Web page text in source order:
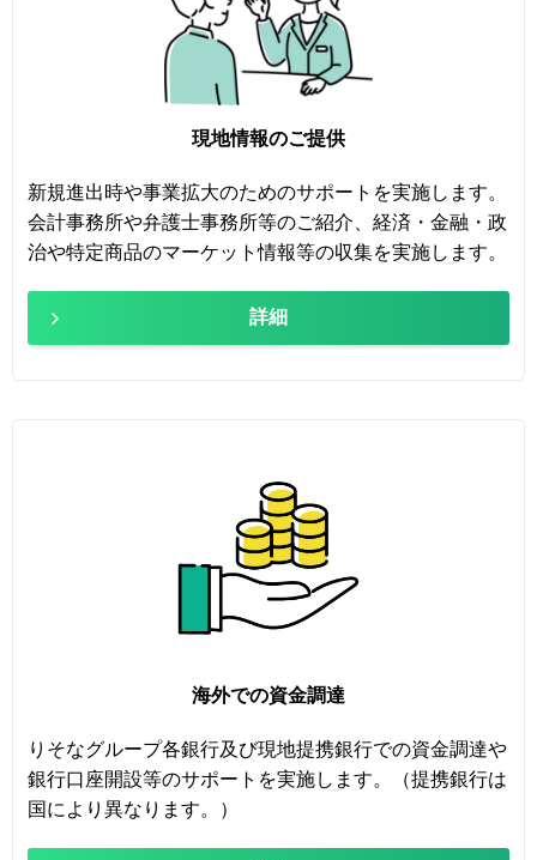
現地情報のご提供
新規進出時や事業拡大のためのサポートを実施します。
会計事務所や弁護士事務所等のご紹介、経済・金融・政
治や特定商品のマーケット情報等の収集を実施します。
詳細
海外での資金調達
りそなグループ各銀行及び現地提携銀行での資金調達や
銀行口座開設等のサポートを実施します。（提携銀行は
国により異なります。）